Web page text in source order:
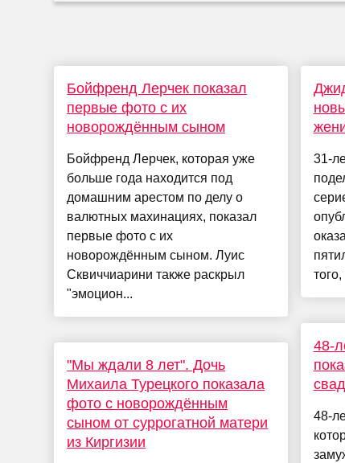
Бойфренд Лерчек показал
первые фото с их
новорождённым сыном
Бойфренд Лерчек, которая уже
больше года находится под
домашним арестом по делу о
валютных махинациях, показал
первые фото с их
новорождённым сыном. Луис
Сквиччиарини также раскрыл
"эмоцион...
"Мы ждали 8 лет". Дочь
Михаила Турецкого показала
фото с новорождённым
сыном от суррогатной матери
из Киргизии
31-
48-
48-